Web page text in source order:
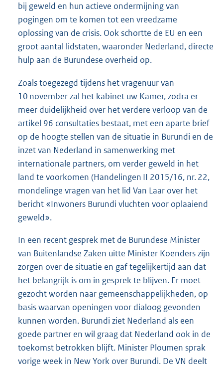
bij geweld en hun actieve ondermijning van
pogingen om te komen tot een vreedzame
oplossing van de crisis. Ook schortte de EU en een
groot aantal lidstaten, waaronder Nederland, directe
hulp aan de Burundese overheid op.
Zoals toegezegd tijdens het vragenuur van
10 november zal het kabinet uw Kamer, zodra er
meer duidelijkheid over het verdere verloop van de
artikel 96 consultaties bestaat, met een aparte brief
op de hoogte stellen van de situatie in Burundi en de
inzet van Nederland in samenwerking met
internationale partners, om verder geweld in het
land te voorkomen (Handelingen II 2015/16, nr. 22,
mondelinge vragen van het lid Van Laar over het
bericht «Inwoners Burundi vluchten voor oplaaiend
geweld».
In een recent gesprek met de Burundese Minister
van Buitenlandse Zaken uitte Minister Koenders zijn
zorgen over de situatie en gaf tegelijkertijd aan dat
het belangrijk is om in gesprek te blijven. Er moet
gezocht worden naar gemeenschappelijkheden, op
basis waarvan openingen voor dialoog gevonden
kunnen worden. Burundi ziet Nederland als een
goede partner en wil graag dat Nederland ook in de
toekomst betrokken blijft. Minister Ploumen sprak
vorige week in New York over Burundi. De VN deelt